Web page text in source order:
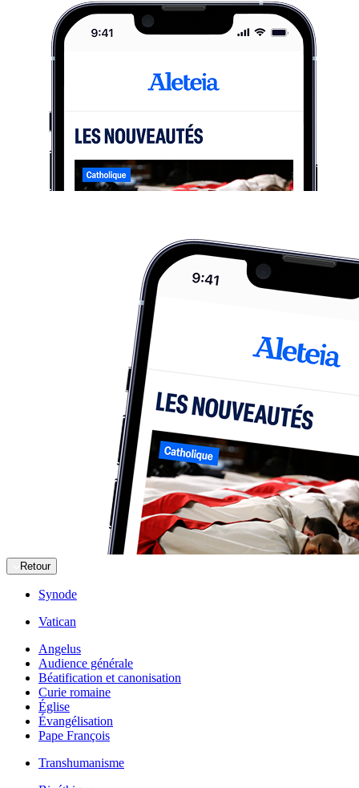
Retour
Synode
Vatican
Angelus
Audience générale
Béatification et canonisation
Curie romaine
Église
Évangélisation
Pape François
Transhumanisme